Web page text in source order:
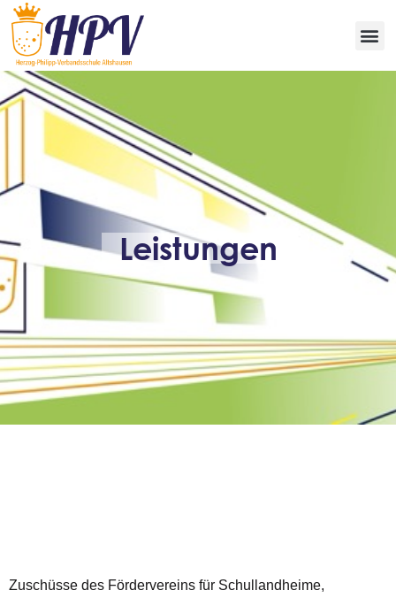
Leistungen
Zuschüsse des Fördervereins für Schullandheime,